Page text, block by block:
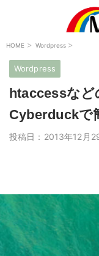
HOME > Wordpress >
Wordpress
htaccessなど
Cyberduckで
投稿日：2013年12月